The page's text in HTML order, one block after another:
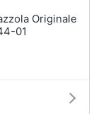
Originale
01